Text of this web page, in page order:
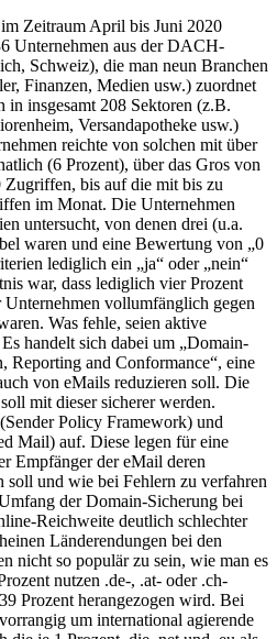
Zeitraum April bis Juni 2020
Unternehmen aus der DACH-
Schweiz), die man neun Branchen
Finanzen, Medien usw.) zuordnet
in insgesamt 208 Sektoren (z.B.
Versandapotheke usw.)
reichte von solchen mit über
(6 Prozent), über das Gros von
bis auf die mit bis zu
im Monat. Die Unternehmen
untersucht, von denen drei (u.a.
waren und eine Bewertung von „0
lediglich ein „ja“ oder „nein“
war, dass lediglich vier Prozent
vollumfänglich gegen
Was fehle, seien aktive
handelt sich dabei um „Domain-
Reporting and Conformance“, eine
von eMails reduzieren soll. Die
mit dieser sicherer werden.
Policy Framework) und
Mail) auf. Diese legen für eine
Empfänger der eMail deren
und wie bei Fehlern zu verfahren
der Domain-Sicherung bei
Reichweite deutlich schlechter
Länderendungen bei den
nicht so populär zu sein, wie man es
nutzen .de-, .at- oder .ch-
Prozent herangezogen wird. Bei
um international agierende